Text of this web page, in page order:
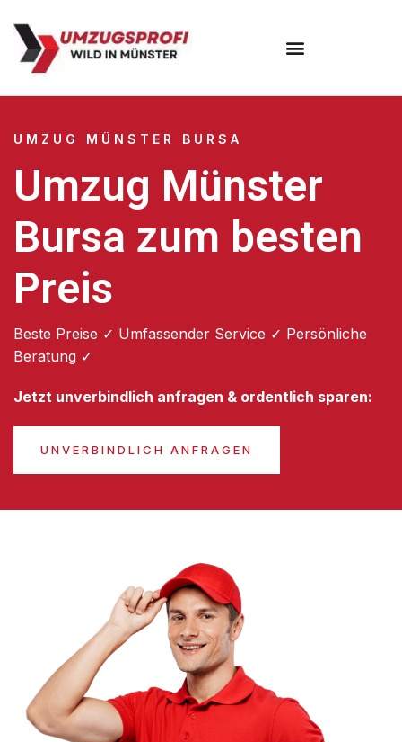
UMZUG MÜNSTER BURSA
Umzug Münster
Bursa zum besten
Preis
Beste Preise ✓ Umfassender Service ✓ Persönliche
Beratung ✓
Jetzt unverbindlich anfragen & ordentlich sparen:
UNVERBINDLICH ANFRAGEN